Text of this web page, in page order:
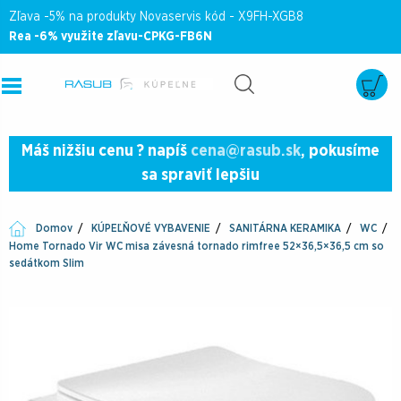
Zľava -5% na produkty Novaservis kód - X9FH-XGB8
Rea -6% využite zľavu-CPKG-FB6N
Máš nižšiu cenu ? napíš cena@rasub.sk, pokusíme
sa spraviť lepšiu
Domov KÚPEĽŇOVÉ VYBAVENIE SANITÁRNA KERAMIKA
WC
Home Tornado Vir WC misa závesná tornado rimfree 52×36,5×36,5 cm so
sedátkom Slim